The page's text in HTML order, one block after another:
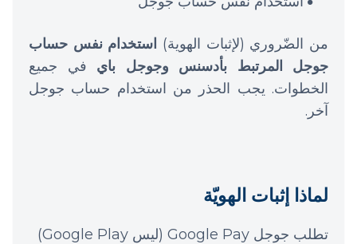
من الضّروري (لإثبات الهوية) استخدام نفس حساب
جوجل المرتبط بأدسنس وجوجل باي في جميع
الخطوات. يجب الحذر من استخدام حساب جوجل
آخر.
لماذا إثبات الهويّة
تطلب جوجل Google Pay (ليس Google Play)